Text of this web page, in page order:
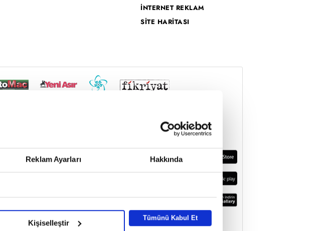
Reklam Ayarları Hakkında
Kişiselleştir
Tümünü Kabul Et
İNTERNET REKLAM
SİTE HARİTASI